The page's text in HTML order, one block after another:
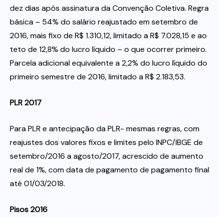
dez dias após assinatura da Convenção Coletiva. Regra
básica – 54% do salário reajustado em setembro de
2016, mais fixo de R$ 1.310,12, limitado a R$ 7.028,15 e ao
teto de 12,8% do lucro líquido – o que ocorrer primeiro.
Parcela adicional equivalente a 2,2% do lucro líquido do
primeiro semestre de 2016, limitado a R$ 2.183,53.
PLR 2017
Para PLR e antecipação da PLR- mesmas regras, com
reajustes dos valores fixos e limites pelo INPC/IBGE de
setembro/2016 a agosto/2017, acrescido de aumento
real de 1%, com data de pagamento de pagamento final
até 01/03/2018.
Pisos 2016